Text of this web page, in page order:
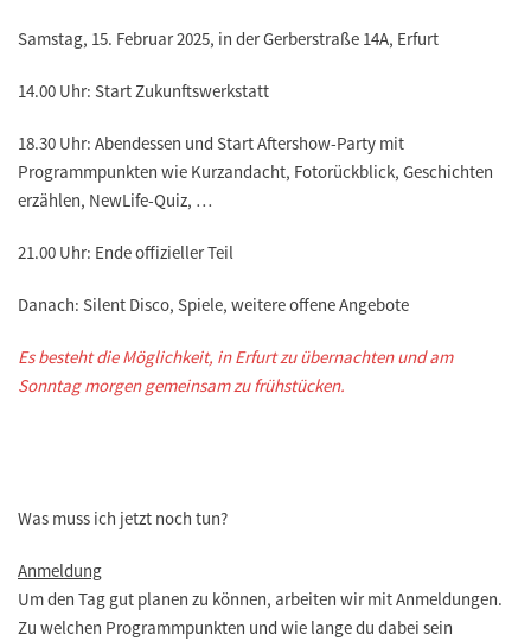
Samstag, 15. Februar 2025, in der Gerberstraße 14A, Erfurt
14.00 Uhr: Start Zukunftswerkstatt
18.30 Uhr: Abendessen und Start Aftershow-Party mit
Programmpunkten wie Kurzandacht, Fotorückblick, Geschichten
erzählen, NewLife-Quiz, …
21.00 Uhr: Ende offizieller Teil
Danach: Silent Disco, Spiele, weitere offene Angebote
Es besteht die Möglichkeit, in Erfurt zu übernachten und am
Sonntag morgen gemeinsam zu frühstücken.
Was muss ich jetzt noch tun?
Anmeldung
Um den Tag gut planen zu können, arbeiten wir mit Anmeldungen.
Zu welchen Programmpunkten und wie lange du dabei sein